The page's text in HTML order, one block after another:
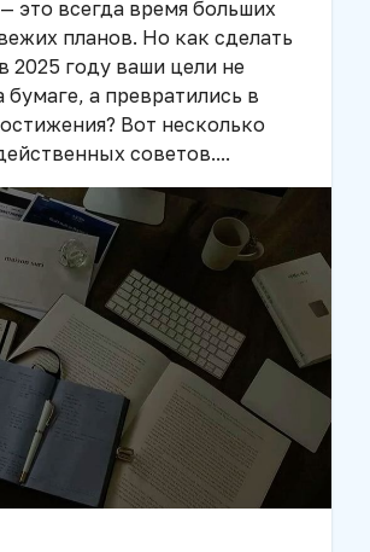
это всегда время больших
планов. Но как сделать
2025 году ваши цели не
бумаге, а превратились в
Вот несколько
советов....